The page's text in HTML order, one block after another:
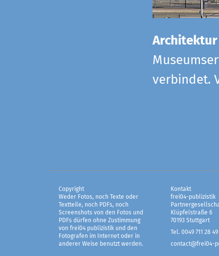
verbindet.
Copyright
Weder Fotos, noch Texte oder
Textteile, noch PDFs, noch
Screenshots von den Fotos und
PDFs dürfen ohne Zustimmung
von frei04 publizistik und den
Fotografen im Internet oder in
anderer Weise benutzt werden.
Kontakt
frei04-publizistik
Klüpfelstraße 6
70193 Stuttgart
Tel. 0049 711 28 49
contact@frei04-